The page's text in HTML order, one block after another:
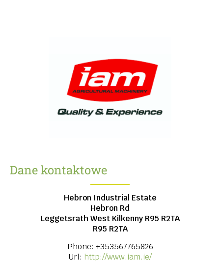
Dane kontaktowe
Hebron Industrial Estate
Hebron Rd
Leggetsrath West Kilkenny R95 R2TA
R95 R2TA
Phone: +353567765826
Url: http://www.iam.ie/